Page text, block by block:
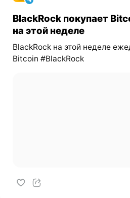
BlackRock покупает
на этой неделе
BlackRock на этой неделе
Bitcoin #BlackRock